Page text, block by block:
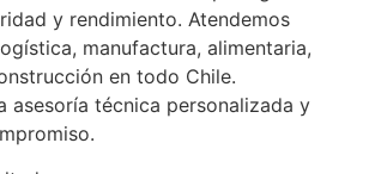
y rendimiento. Atendemos
manufactura, alimentaria,
en todo Chile.
asesoría técnica personalizada y